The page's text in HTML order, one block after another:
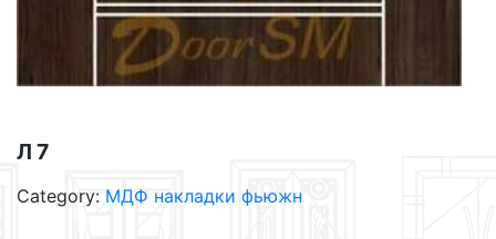
Л 7
Category: МДФ накладки фьюжн